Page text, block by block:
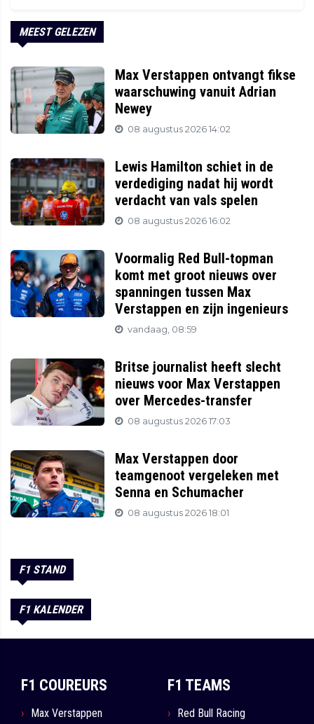
MEEST GELEZEN
Max Verstappen ontvangt fikse
waarschuwing vanuit Adrian
Newey
08 augustus 2026 14:02
Lewis Hamilton schiet in de
verdediging nadat hij wordt
verdacht van vals spelen
08 augustus 2026 16:02
Voormalig Red Bull-topman
komt met groot nieuws over
spanningen tussen Max
Verstappen en zijn ingenieurs
vandaag, 08:59
Britse journalist heeft slecht
nieuws voor Max Verstappen
over Mercedes-transfer
08 augustus 2026 17:03
Max Verstappen door
teamgenoot vergeleken met
Senna en Schumacher
08 augustus 2026 18:01
F1 STAND
F1 KALENDER
F1 COUREURS
Max Verstappen
F1 TEAMS
Red Bull Racing